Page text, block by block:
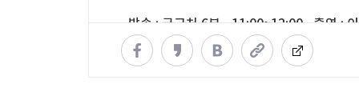
· 방송 : 국고처 6부 , 11:00~12:00 · 출연 :
※ 영상 문의는webmaster@wowtv.co.kr
※ 안정적인 시청을 위해 HTML5가 지원되는